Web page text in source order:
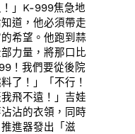
」K-999焦急地
道，他必須帶走
希望。他跑到蒜
力量，將那口比
！我們要從後院
了！」「不行！
飛不遠！」吉娃
沾的衣領，同時
進器發出「滋